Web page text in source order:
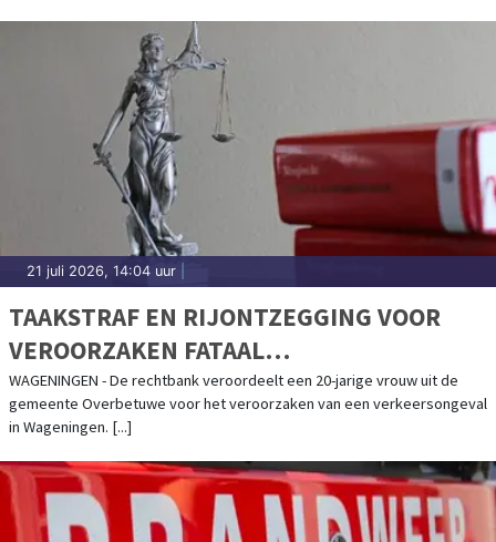
21 juli 2026, 14:04 uur
TAAKSTRAF EN RIJONTZEGGING VOOR
VEROORZAKEN FATAAL
VERKEERSONGEVAL
WAGENINGEN - De rechtbank veroordeelt een 20-jarige vrouw uit de
gemeente Overbetuwe voor het veroorzaken van een verkeersongeval
in Wageningen. [...]